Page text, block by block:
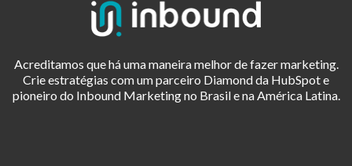
Acreditamos que há uma maneira melhor de fazer marketing.
Crie estratégias com um parceiro Diamond da HubSpot e
pioneiro do Inbound Marketing no Brasil e na América Latina.